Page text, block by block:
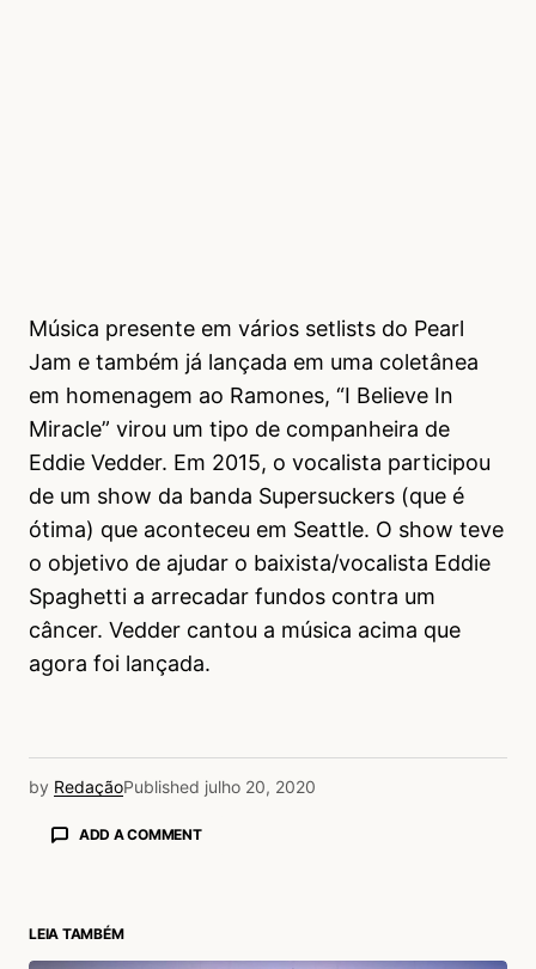
Música presente em vários setlists do Pearl
Jam e também já lançada em uma coletânea
em homenagem ao Ramones, “I Believe In
Miracle” virou um tipo de companheira de
Eddie Vedder. Em 2015, o vocalista participou
de um show da banda Supersuckers (que é
ótima) que aconteceu em Seattle. O show teve
o objetivo de ajudar o baixista/vocalista Eddie
Spaghetti a arrecadar fundos contra um
câncer. Vedder cantou a música acima que
agora foi lançada.
by RedaçãoPublished julho 20, 2020
ADD A COMMENT
LEIA TAMBÉM